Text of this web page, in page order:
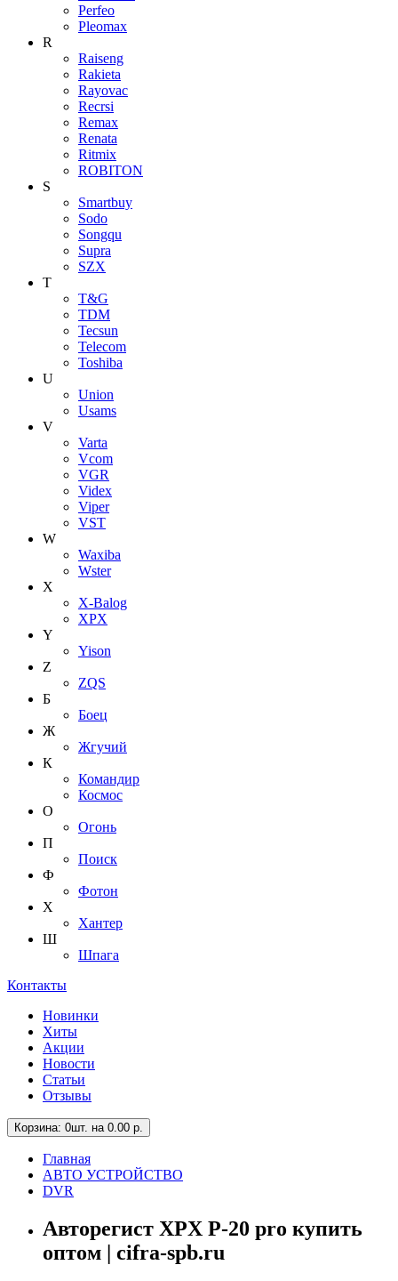
Perfeo
Pleomax
R
Raiseng
Rakieta
Rayovac
Recrsi
Remax
Renata
Ritmix
ROBITON
S
Smartbuy
Sodo
Songqu
Supra
SZX
T
T&G
TDM
Tecsun
Telecom
Toshiba
U
Union
Usams
V
Varta
Vcom
VGR
Videx
Viper
VST
W
Waxiba
Wster
X
X-Balog
XPX
Y
Yison
Z
ZQS
Б
Боец
Ж
Жгучий
К
Командир
Космос
О
Огонь
П
Поиск
Ф
Фотон
Х
Хантер
Ш
Шпага
Контакты
Новинки
Хиты
Акции
Новости
Статьи
Отзывы
Корзина: 0шт. на 0.00 р.
Главная
АВТО УСТРОЙСТВО
DVR
Авторегист XPX P-20 pro купить
оптом | cifra-spb.ru